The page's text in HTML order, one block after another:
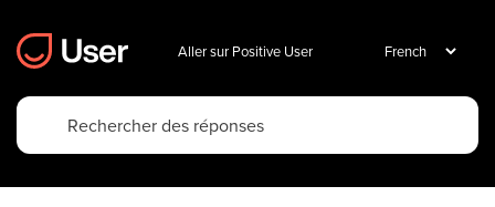
Aller sur Positive User